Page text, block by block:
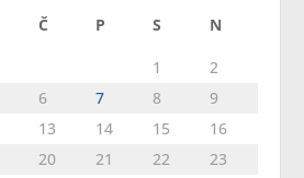
Č P S N
1
2
6 7 8
9
13 14 15
16
20 21 22
23